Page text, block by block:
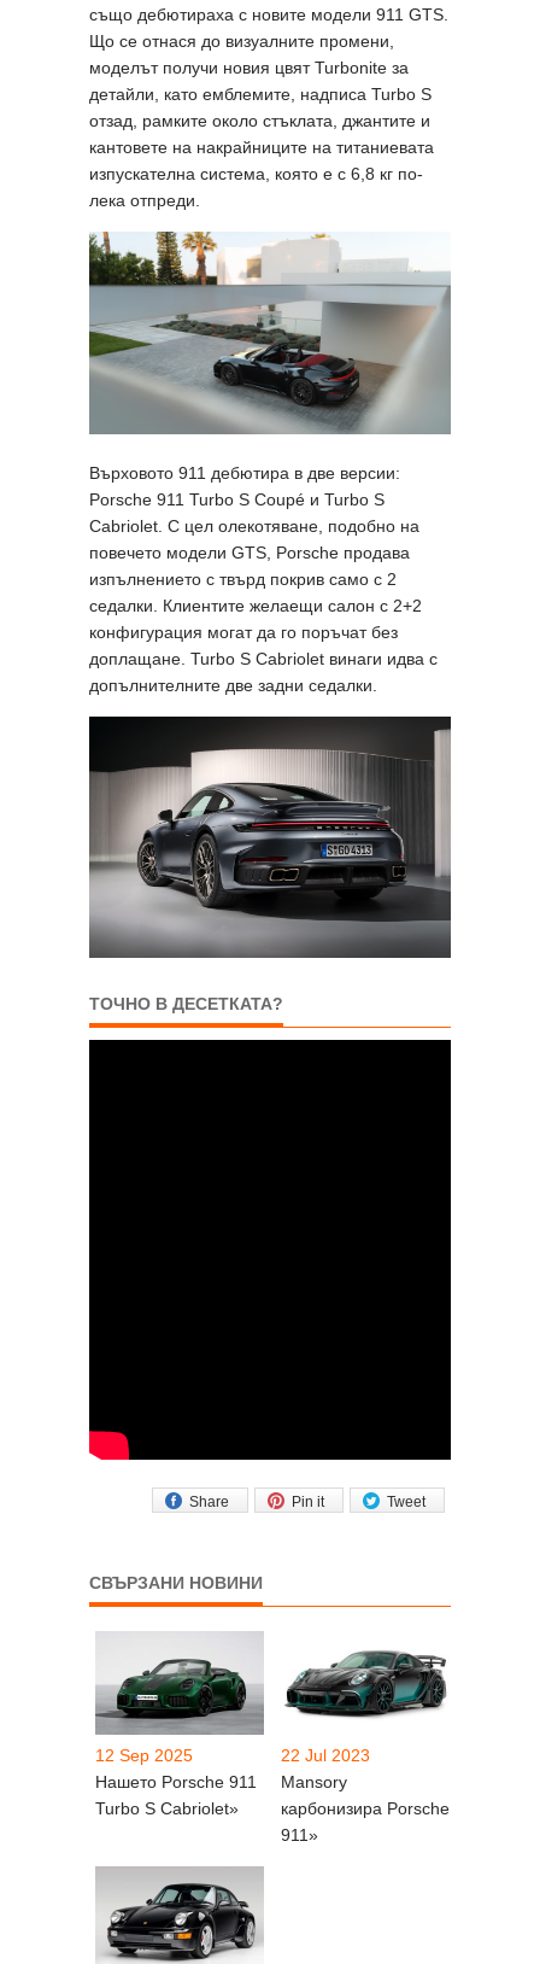
също дебютираха с новите модели 911 GTS.
Що се отнася до визуалните промени,
моделът получи новия цвят Turbonite за
детайли, като емблемите, надписа Turbo S
отзад, рамките около стъклата, джантите и
кантовете на накрайниците на титаниевата
изпускателна система, която е с 6,8 кг по-
лека отпреди.
Върховото 911 дебютира в две версии:
Porsche 911 Turbo S Coupé и Turbo S
Cabriolet. С цел олекотяване, подобно на
повечето модели GTS, Porsche продава
изпълнението с твърд покрив само с 2
седалки. Клиентите желаещи салон с 2+2
конфигурация могат да го поръчат без
доплащане. Turbo S Cabriolet винаги идва с
допълнителните две задни седалки.
ТОЧНО В ДЕСЕТКАТА?
Tweet
Pin it
Share
СВЪРЗАНИ НОВИНИ
12 Sep 2025
Нашето Porsche 911
Turbo S Cabriolet»
22 Jul 2023
Mansory
карбонизира Porsche
911»